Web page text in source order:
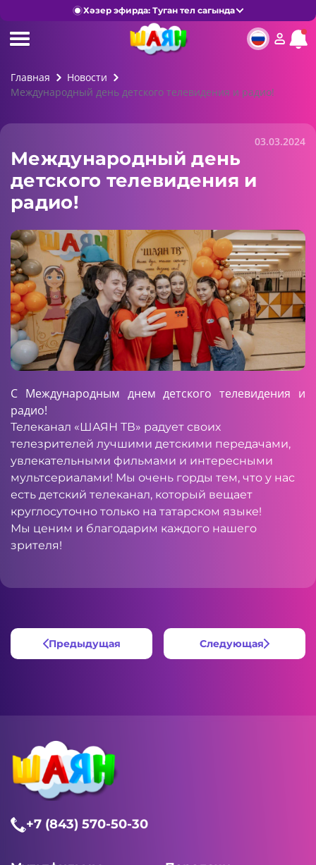
Хәзер эфирда: Туган тел сагында
Главная
Новости
Международный день детского телевидения и радио!
03.03.2024
Международный день
детского телевидения и
радио!
С Международным днем детского телевидения и
радио!
Телеканал «ШАЯН ТВ» радует своих
телезрителей лучшими детскими передачами,
увлекательными фильмами и интересными
мультсериалами! Мы очень горды тем, что у нас
есть детский телеканал, который вещает
круглосуточно только на татарском языке!
Мы ценим и благодарим каждого нашего
зрителя!
Предыдущая Следующая
+7 (843) 570-50-30